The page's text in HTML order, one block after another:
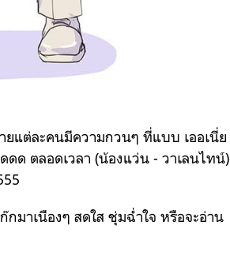
ยแต่ละคนมีความกวนๆ ที่แบบ เออเนี่ย
ด ตลอดเวลา (น้องแว่น - วาเลนไทน์)
มาเนืองๆ สดใส ชุ่มฉ่ำใจ หรือจะอ่าน